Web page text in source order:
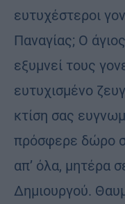
ευτυχέστεροι
Παναγίας; Ο
εξυμνεί τους
ευτυχισμένο
κτίση σας
πρόσφερε δώρο
απ’ όλα, μητέρα
Δημιουργού.